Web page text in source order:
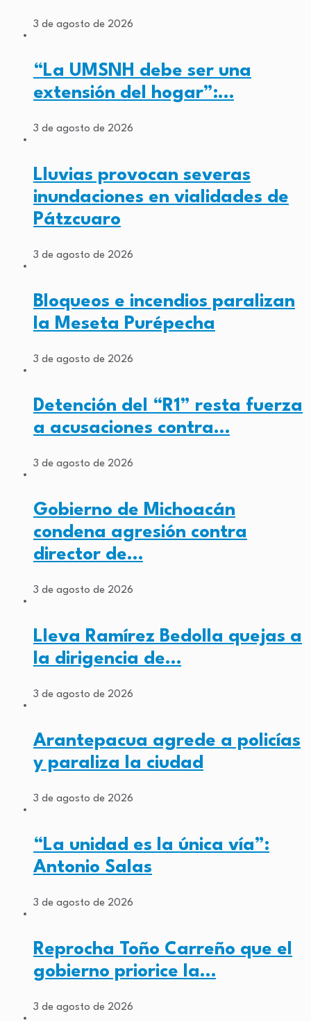
3 de agosto de 2026
“La UMSNH debe ser una
extensión del hogar”:…
3 de agosto de 2026
Lluvias provocan severas
inundaciones en vialidades de
Pátzcuaro
3 de agosto de 2026
Bloqueos e incendios paralizan
la Meseta Purépecha
3 de agosto de 2026
Detención del “R1” resta fuerza
a acusaciones contra…
3 de agosto de 2026
Gobierno de Michoacán
condena agresión contra
director de…
3 de agosto de 2026
Lleva Ramírez Bedolla quejas a
la dirigencia de…
3 de agosto de 2026
Arantepacua agrede a policías
y paraliza la ciudad
3 de agosto de 2026
“La unidad es la única vía”:
Antonio Salas
3 de agosto de 2026
Reprocha Toño Carreño que el
gobierno priorice la…
3 de agosto de 2026